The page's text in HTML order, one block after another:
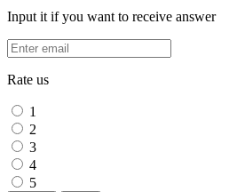
Input it if you want to receive answer
Rate us
1
2
3
4
5